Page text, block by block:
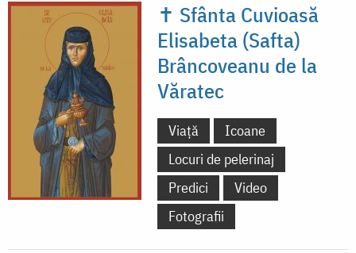
✝ Sfânta Cuvioasă
Elisabeta (Safta)
Brâncoveanu de la
Văratec
Viață
Icoane
Locuri de pelerinaj
Predici
Video
Fotografii